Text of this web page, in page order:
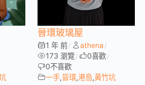
晉環玻璃屋
1 年 前 / athena /
173 瀏覽 / 0喜歡 /
0不喜歡
一手 晉環 港島 黃竹坑